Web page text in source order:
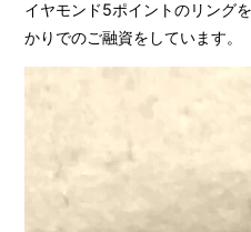
イヤモンド5ポイントのリング
かりでのご融資をしています。